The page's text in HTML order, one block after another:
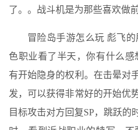
了。。战斗机是为那些喜欢做
冒险岛手游怎么玩 彪飞
色职业看了半天，你有什么
有开始隐身的权利。在击晕对
发，可以获得非常好的开始优
目标攻击对方回复SP，跳跃的